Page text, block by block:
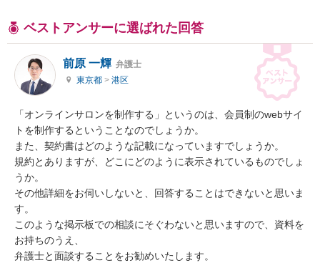
ベストアンサーに選ばれた回答
前原 一輝 弁護士
東京都 > 港区
「オンラインサロンを制作する」というのは、会員制のwebサイ
トを制作するということなのでしょうか。
また、契約書はどのような記載になっていますでしょうか。
規約とありますが、どこにどのように表示されているものでしょ
うか。
その他詳細をお伺いしないと、回答することはできないと思いま
す。
このような掲示板での相談にそぐわないと思いますので、資料を
お持ちのうえ、
弁護士と面談することをお勧めいたします。